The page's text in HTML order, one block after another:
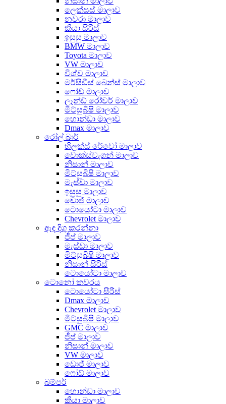
ලෙක්සස් මාලාව
නවරා මාලාව
කියා සීරීස්
ඉසුසු මාලාව
BMW මාලාව
Toyota මාලාව
VW මාලාව
විශ්ව මාලාව
මර්සිඩීස් බෙන්ස් මාලාව
ෆෝඩ් මාලාව
ලෑන්ඩ් රෝවර් මාලාව
මිට්සුබිෂි මාලාව
හොන්ඩා මාලාව
Dmax මාලාව
රෝල් බාර්
හිලක්ස් රේවෝ මාලාව
වොක්ස්වැගන් මාලාව
නිසාන් මාලාව
මිට්සුබිෂි මාලාව
මැස්ඩා මාලාව
ඉසුසු මාලාව
ඩොජ් මාලාව
ටොයෝටා මාලාව
Chevrolet මාලාව
ඇඳ දිගු කරන්නා
ජීප් මාලාව
මැස්ඩා මාලාව
මිට්සුබිෂි මාලාව
නිසාන් සීරීස්
ටොයෝටා මාලාව
ටොනෝ කවරය
ටොයෝටා සීරීස්
Dmax මාලාව
Chevrolet මාලාව
මිට්සුබිෂි මාලාව
GMC මාලාව
ජීප් මාලාව
නිසාන් මාලාව
VW මාලාව
ඩොජ් මාලාව
ෆෝඩ් මාලාව
බම්පර්
හොන්ඩා මාලාව
කියා මාලාව